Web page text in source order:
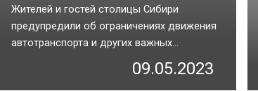
Жителей и гостей столицы Сибири
предупредили об ограничениях движения
автотранспорта и других важных...
09.05.2023